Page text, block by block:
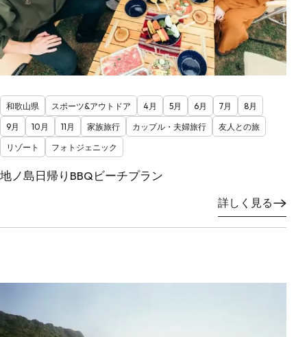
和歌山県 スポーツ&アウトドア 4月 5月 6月 7月
8月
9月
10月 11月 家族旅行 カップル・夫婦旅行
友人との旅
リゾート
フォトジェニック
地ノ島日帰りBBQビーチプラン
詳しく見る